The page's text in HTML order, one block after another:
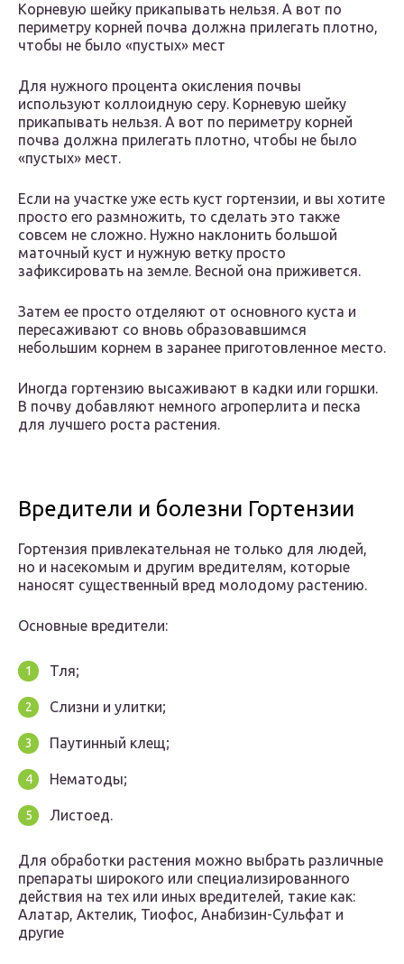
Корневую шейку прикапывать нельзя. А вот по
периметру корней почва должна прилегать плотно,
чтобы не было «пустых» мест
Для нужного процента окисления почвы
используют коллоидную серу. Корневую шейку
прикапывать нельзя. А вот по периметру корней
почва должна прилегать плотно, чтобы не было
«пустых» мест.
Если на участке уже есть куст гортензии, и вы хотите
просто его размножить, то сделать это также
совсем не сложно. Нужно наклонить большой
маточный куст и нужную ветку просто
зафиксировать на земле. Весной она приживется.
Затем ее просто отделяют от основного куста и
пересаживают со вновь образовавшимся
небольшим корнем в заранее приготовленное место.
Иногда гортензию высаживают в кадки или горшки.
В почву добавляют немного агроперлита и песка
для лучшего роста растения.
Вредители и болезни Гортензии
Гортензия привлекательная не только для людей,
но и насекомым и другим вредителям, которые
наносят существенный вред молодому растению.
Основные вредители:
Тля;
Слизни и улитки;
Паутинный клещ;
Нематоды;
Листоед.
Для обработки растения можно выбрать различные
препараты широкого или специализированного
действия на тех или иных вредителей, такие как:
Алатар, Актелик, Тиофос, Анабизин-Сульфат и
другие